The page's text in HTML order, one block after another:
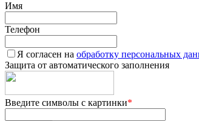
Имя
Телефон
Я согласен на обработку персональных
Защита от автоматического заполнения
Введите символы с картинки*